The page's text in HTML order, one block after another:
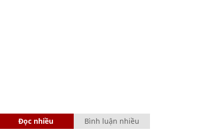
Đọc nhiều Bình luận nhiều